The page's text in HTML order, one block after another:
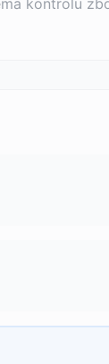
kontrolu